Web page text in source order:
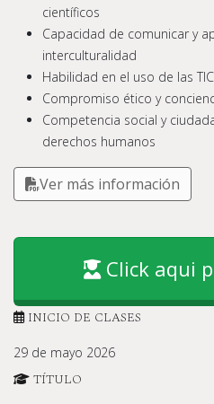
científicos
Capacidad de comunicar y
interculturalidad
Habilidad en el uso de las
Compromiso ético y
Competencia social y
derechos humanos
Ver más información
Click aqui
INICIO DE CLASES
29 de mayo 2026
TÍTULO